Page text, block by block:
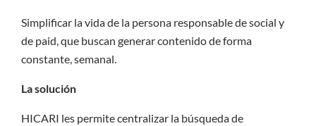
Simplificar la vida de la persona responsable de social y
de paid, que buscan generar contenido de forma
constante, semanal.
La solución
HICARI les permite centralizar la búsqueda de